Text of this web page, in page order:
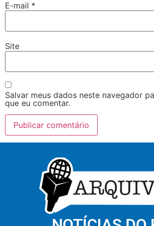
E-mail *
Site
Salvar meus dados neste navegador
que eu comentar.